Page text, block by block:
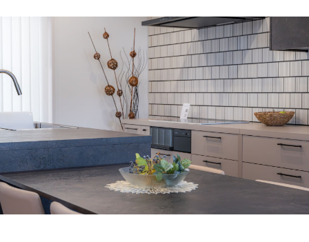
家づくりの流れ
ZEHの取組み
施工事例
Report
現場レポート
About us
私たちについて
会社案内
スタッフ紹介